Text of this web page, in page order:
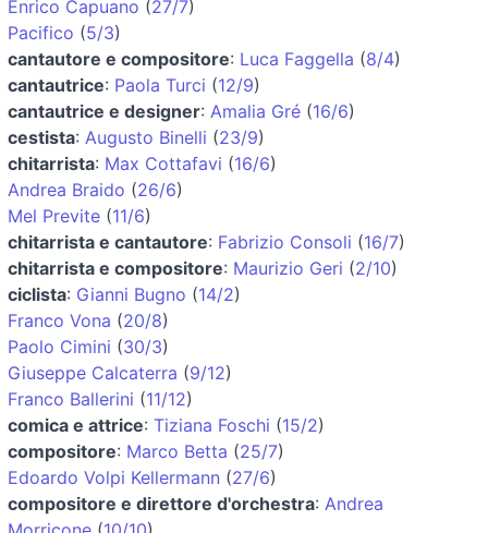
Enrico Capuano (27/7)
Pacifico (5/3)
cantautore e compositore: Luca Faggella (8/4)
cantautrice: Paola Turci (12/9)
cantautrice e designer: Amalia Gré (16/6)
cestista: Augusto Binelli (23/9)
chitarrista: Max Cottafavi (16/6)
Andrea Braido (26/6)
Mel Previte (11/6)
chitarrista e cantautore: Fabrizio Consoli (16/7)
chitarrista e compositore: Maurizio Geri (2/10)
ciclista: Gianni Bugno (14/2)
Franco Vona (20/8)
Paolo Cimini (30/3)
Giuseppe Calcaterra (9/12)
Franco Ballerini (11/12)
comica e attrice: Tiziana Foschi (15/2)
compositore: Marco Betta (25/7)
Edoardo Volpi Kellermann (27/6)
compositore e direttore d'orchestra: Andrea